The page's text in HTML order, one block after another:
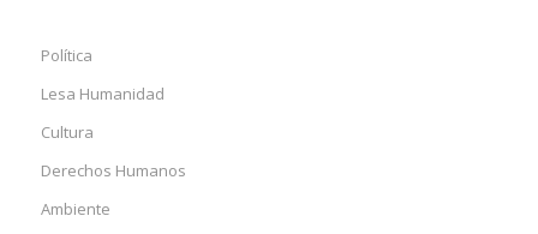
Política
Lesa Humanidad
Cultura
Derechos Humanos
Ambiente